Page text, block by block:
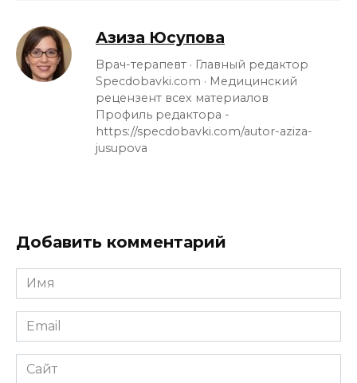
Азиза Юсупова
Врач-терапевт · Главный редактор
Specdobavki.com · Медицинский
рецензент всех материалов
Профиль редактора -
https://specdobavki.com/autor-aziza-
jusupova
Добавить комментарий
Имя
Email
Сайт